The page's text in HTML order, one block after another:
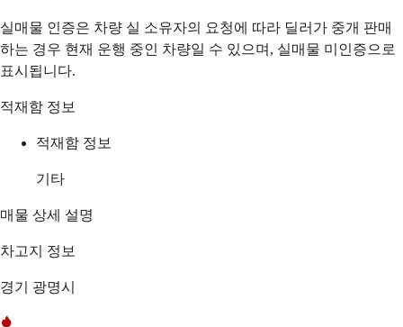
실매물 인증은 차량 실 소유자의 요청에 따라 딜러가 중개 판매
하는 경우 현재 운행 중인 차량일 수 있으며, 실매물 미인증으로
표시됩니다.
적재함 정보
적재함 정보
기타
매물 상세 설명
차고지 정보
경기 광명시